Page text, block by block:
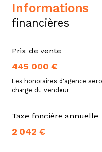
informations
financières
Prix de vente
445 000 €
Les honoraires d'agence
charge du vendeur
Taxe foncière annuelle
2 042 €